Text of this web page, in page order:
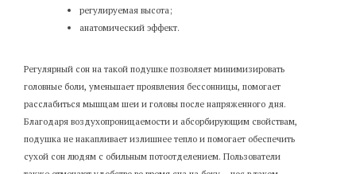
регулируемая высота;
анатомический эффект.
Регулярный сон на такой подушке позволяет минимизировать
головные боли, уменьшает проявления бессонницы, помогает
расслабиться мышцам шеи и головы после напряженного дня.
Благодаря воздухопроницаемости и абсорбирующим свойствам,
подушка не накапливает излишнее тепло и помогает обеспечить
сухой сон людям с обильным потоотделением. Пользователи